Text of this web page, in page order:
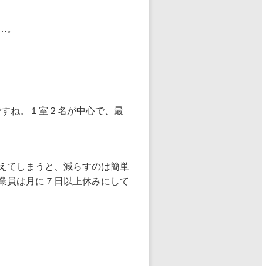
ね。１室２名が中心で、最
てしまうと、減らすのは簡単
員は月に７日以上休みにして